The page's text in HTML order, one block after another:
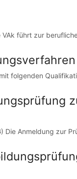
führt zur
folgenden
Die Anmeldung zur